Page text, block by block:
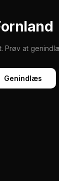
Prøv at
Genindlæs